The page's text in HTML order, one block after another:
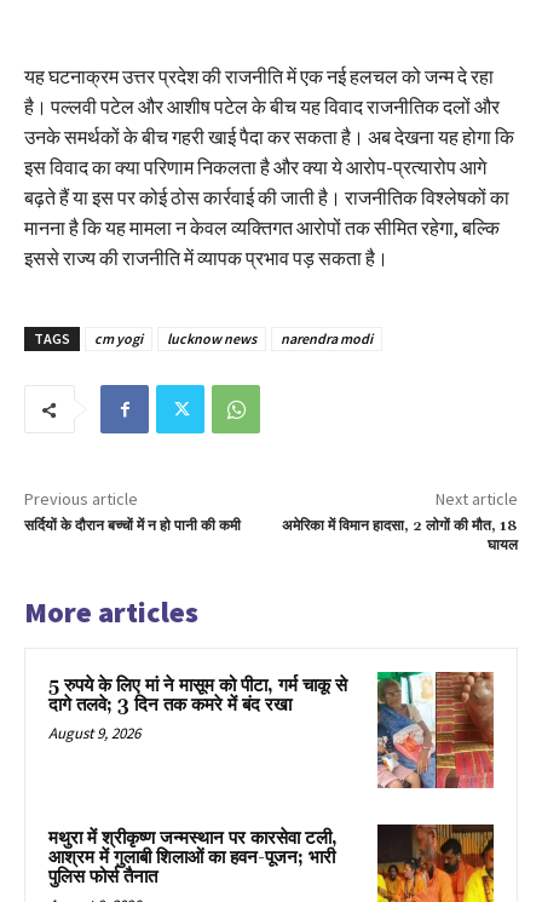
यह घटनाक्रम उत्तर प्रदेश की राजनीति में एक नई हलचल को जन्म दे रहा
है। पल्लवी पटेल और आशीष पटेल के बीच यह विवाद राजनीतिक दलों और
उनके समर्थकों के बीच गहरी खाई पैदा कर सकता है। अब देखना यह होगा कि
इस विवाद का क्या परिणाम निकलता है और क्या ये आरोप-प्रत्यारोप आगे
बढ़ते हैं या इस पर कोई ठोस कार्रवाई की जाती है। राजनीतिक विश्लेषकों का
मानना है कि यह मामला न केवल व्यक्तिगत आरोपों तक सीमित रहेगा, बल्कि
इससे राज्य की राजनीति में व्यापक प्रभाव पड़ सकता है।
TAGS cm yogi lucknow news narendra modi
Previous article
सर्दियों के दौरान बच्चों में न हो पानी की कमी
Next article
अमेरिका में विमान हादसा, 2 लोगों की मौत, 18
घायल
More articles
5 रुपये के लिए मां ने मासूम को पीटा, गर्म चाकू से
दागे तलवे; 3 दिन तक कमरे में बंद रखा
August 9, 2026
मथुरा में श्रीकृष्ण जन्मस्थान पर कारसेवा टली,
आश्रम में गुलाबी शिलाओं का हवन-पूजन; भारी
पुलिस फोर्स तैनात